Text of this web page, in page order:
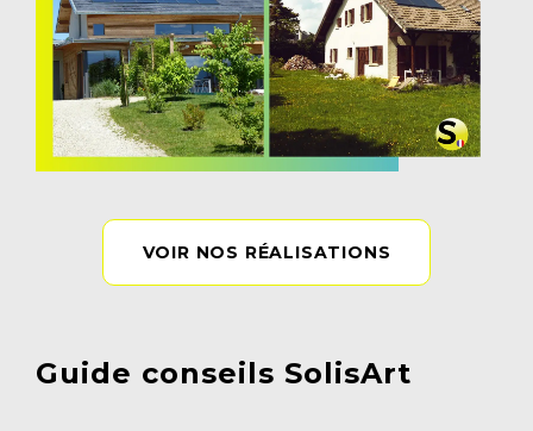
VOIR NOS RÉALISATIONS
Guide conseils SolisArt